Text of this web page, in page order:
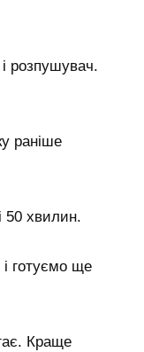
розпушувач.
раніше
50 хвилин.
готуємо ще
Краще